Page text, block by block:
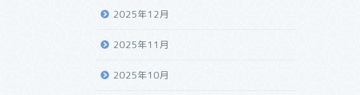
2025年12月
2025年11月
2025年10月